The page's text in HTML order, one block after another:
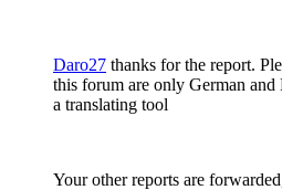
Daro27 thanks for the report.
this forum are only German
a translating tool
Your other reports are